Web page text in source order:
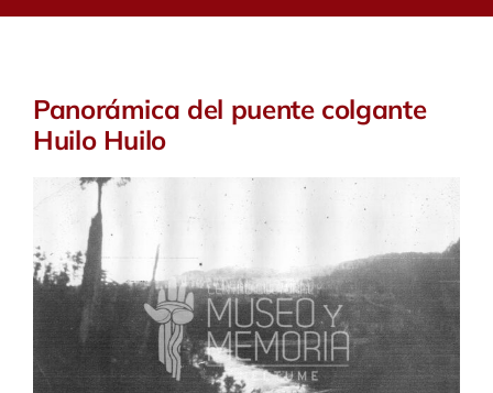
Panorámica del puente colgante
Huilo Huilo